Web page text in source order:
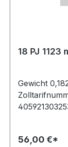
18 PJ 1123
Gewicht
nach ISO
56,00 €*